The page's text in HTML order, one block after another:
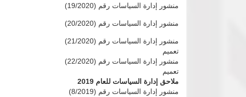
منشور إدارة السياسات رقم (19/2020)
منشور إدارة السياسات رقم (20/2020)
منشور إدارة السياسات رقم (21/2020)
تعميم
منشور إدارة السياسات رقم (22/2020)
تعميم
ملاحق إدارة السياسات للعام 2019
منشور إدارة السياسات رقم (8/2019)